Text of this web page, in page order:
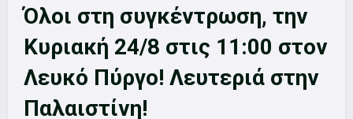
Όλοι στη συγκέντρωση, την
Κυριακή 24/8 στις 11:00 στον
Λευκό Πύργο! Λευτεριά στην
Παλαιστίνη!